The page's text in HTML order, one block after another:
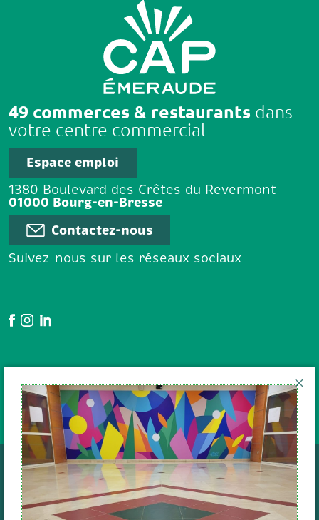
49 commerces & restaurants dans
votre centre commercial
Espace emploi
1380 Boulevard des Crêtes du Revermont
01000 Bourg-en-Bresse
Contactez-nous
Suivez-nous sur les réseaux sociaux
Google Avis
Données personnelles
Cookies
Mentions légales
Plan de site
Anura 2022
En poursuivant votre navigation
sur le site, vous acceptez l'
utilisation des cookiespour
assurer le bon fonctionnement du
site internet et établir des
statistiques de fréquentation.